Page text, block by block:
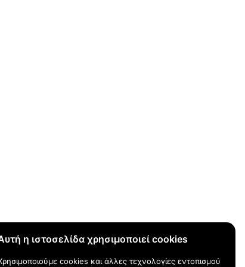
η ιστοσελίδα χρησιμοποιεί cookies
cookies και άλλες τεχνολογίες εντοπισμού
κέντρο Μήδεια, Ρόδος
/ +30 22410 62488